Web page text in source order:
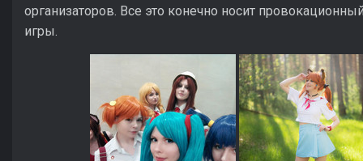
организаторов. Все это конечно носит
игры.